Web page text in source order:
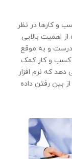
و کارها در نظر
اهمیت بالایی
درست و به موقع
کسب و کار کمک
که نرم افزار
بین رفتن داده